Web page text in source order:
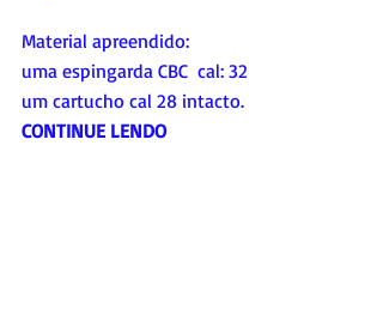
Material apreendido:
uma espingarda CBC  cal: 32
um cartucho cal 28 intacto.
CONTINUE LENDO